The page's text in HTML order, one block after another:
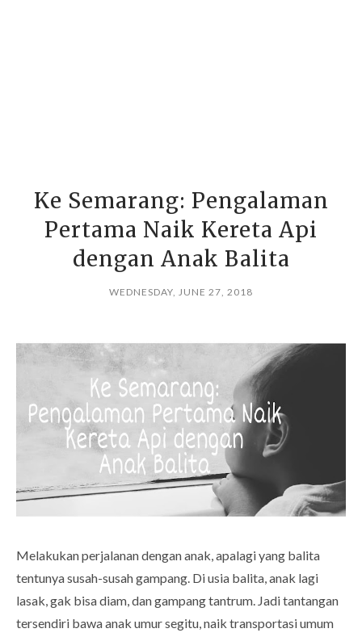
Ke Semarang: Pengalaman
Pertama Naik Kereta Api
dengan Anak Balita
WEDNESDAY, JUNE 27, 2018
Melakukan perjalanan dengan anak, apalagi yang balita
tentunya susah-susah gampang. Di usia balita, anak lagi
lasak, gak bisa diam, dan gampang tantrum. Jadi tantangan
tersendiri bawa anak umur segitu, naik transportasi umum